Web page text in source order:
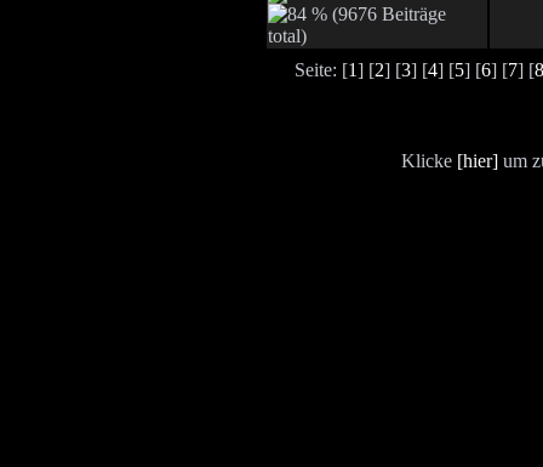
Seite: [1] [2] [3] [4] [5] [6] [7] [8
Klicke [hier] um